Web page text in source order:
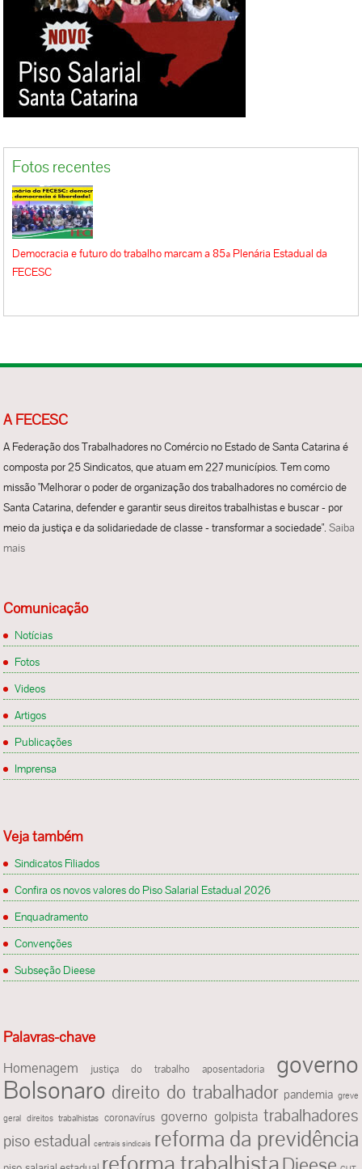
Fotos recentes
Democracia e futuro do trabalho marcam a 85ª Plenária Estadual da
FECESC
A FECESC
A Federação dos Trabalhadores no Comércio no Estado de Santa Catarina é
composta por 25 Sindicatos, que atuam em 227 municípios. Tem como
missão "Melhorar o poder de organização dos trabalhadores no comércio de
Santa Catarina, defender e garantir seus direitos trabalhistas e buscar - por
meio da justiça e da solidariedade de classe - transformar a sociedade".Saiba
mais
Comunicação
Notícias
Fotos
Videos
Artigos
Publicações
Imprensa
Veja também
Sindicatos Filiados
Confira os novos valores do Piso Salarial Estadual 2026
Enquadramento
Convenções
Subseção Dieese
Palavras-chave
Homenagem justiça do trabalho aposentadoria
governo
Bolsonaro direito do trabalhador pandemia greve
geral direitos trabalhistas coronavírus governo golpista trabalhadores
piso estadual centrais sindicais reforma da previdência